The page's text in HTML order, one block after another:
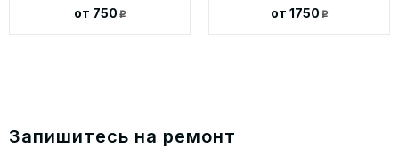
от 750 p от 1750 p
Запишитесь на ремонт